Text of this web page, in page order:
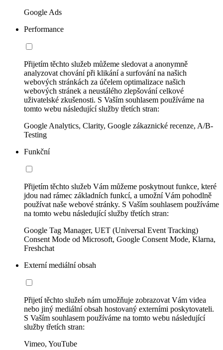
Google Ads
Performance
Přijetím těchto služeb můžeme sledovat a anonymně
analyzovat chování při klikání a surfování na našich
webových stránkách za účelem optimalizace našich
webových stránek a neustálého zlepšování celkové
uživatelské zkušenosti. S Vaším souhlasem používáme na
tomto webu následující služby třetích stran:
Google Analytics, Clarity, Google zákaznické recenze, A/B-
Testing
Funkční
Přijetím těchto služeb Vám můžeme poskytnout funkce, které
jdou nad rámec základních funkcí, a umožní Vám pohodlně
používat naše webové stránky. S Vaším souhlasem používáme
na tomto webu následující služby třetích stran:
Google Tag Manager, UET (Universal Event Tracking)
Consent Mode od Microsoft, Google Consent Mode, Klarna,
Freshchat
Externí mediální obsah
Přijetí těchto služeb nám umožňuje zobrazovat Vám videa
nebo jiný mediální obsah hostovaný externími poskytovateli.
S Vaším souhlasem používáme na tomto webu následující
služby třetích stran:
Vimeo, YouTube